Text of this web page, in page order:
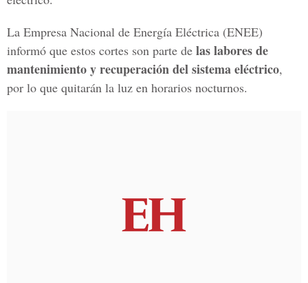
La Empresa Nacional de Energía Eléctrica (ENEE)
informó que estos cortes son parte de las labores de
mantenimiento y recuperación del sistema eléctrico,
por lo que quitarán la luz en horarios nocturnos.